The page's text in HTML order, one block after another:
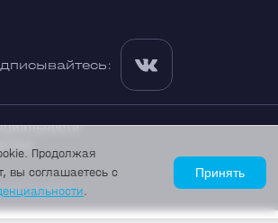
Продолжая
вы соглашаетесь с
.
Принять